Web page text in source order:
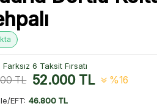
6 Taksit Fırsatı
TL 52.000TL %16
EFT: 46.800 TL